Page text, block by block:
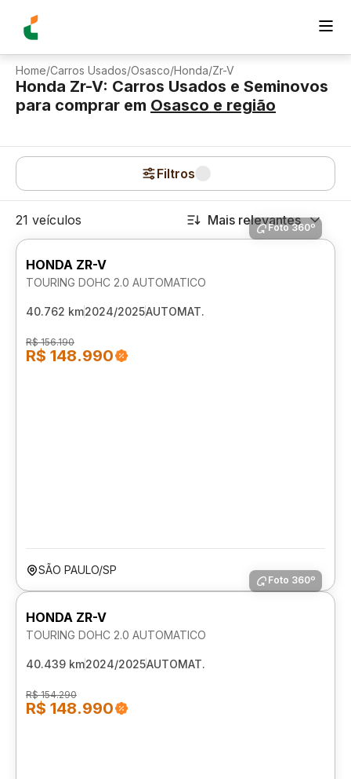
Home/Carros Usados/Osasco/Honda/Zr-V
Honda Zr-V: Carros Usados e Seminovos
para comprar em Osasco e região
Filtros
21 veículos Mais relevantes
Foto 360º
HONDA ZR-V
TOURING DOHC 2.0 AUTOMATICO
40.762 km2024/2025AUTOMAT.
R$ 156.190
R$ 148.990
SÃO PAULO/SP
Foto 360º
HONDA ZR-V
TOURING DOHC 2.0 AUTOMATICO
40.439 km2024/2025AUTOMAT.
R$ 154.290
R$ 148.990